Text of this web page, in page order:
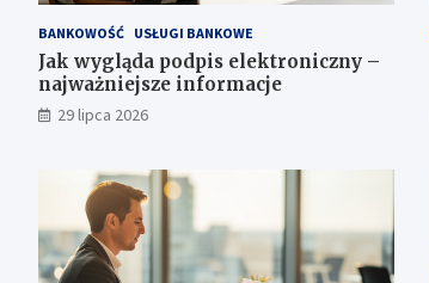
BANKOWOŚĆ USŁUGI BANKOWE
Jak wygląda podpis elektroniczny –
najważniejsze informacje
29 lipca 2026